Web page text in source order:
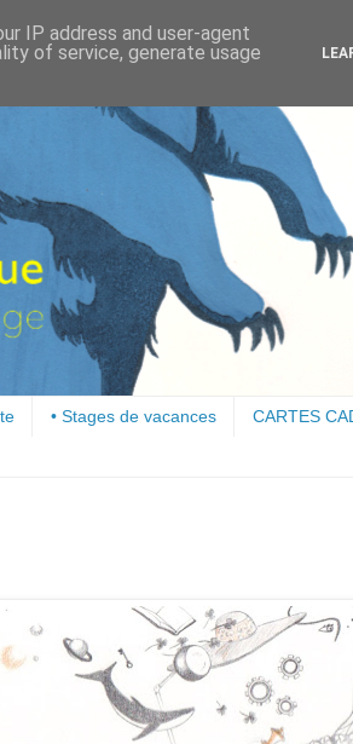
• Stages de vacances CARTES
IP address and user-agent
of service, generate usage